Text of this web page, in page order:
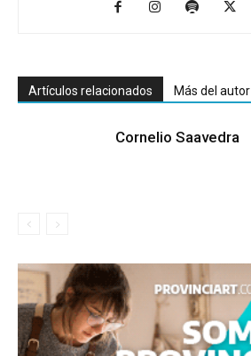
Artículos relacionados Más del autor
Cornelio Saavedra